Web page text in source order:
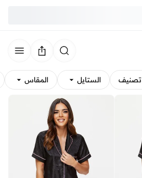
تصنيف الستايل المقاس